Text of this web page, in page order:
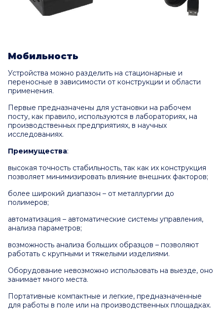
Мобильность
Устройства можно разделить на стационарные и
переносные в зависимости от конструкции и области
применения.
Первые предназначены для установки на рабочем
посту, как правило, используются в лабораториях, на
производственных предприятиях, в научных
исследованиях.
Преимущества:
высокая точность стабильность, так как их конструкция
позволяет минимизировать влияние внешних факторов;
более широкий диапазон – от металлургии до
полимеров;
автоматизация – автоматические системы управления,
анализа параметров;
возможность анализа больших образцов – позволяют
работать с крупными и тяжелыми изделиями.
Оборудование невозможно использовать на выезде, оно
занимает много места.
Портативные компактные и легкие, предназначенные
для работы в поле или на производственных площадках.